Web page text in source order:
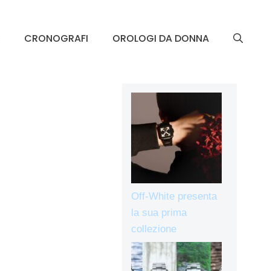
CRONOGRAFI OROLOGI DA DONNA
Off-White presenta
la sua prima
collezione